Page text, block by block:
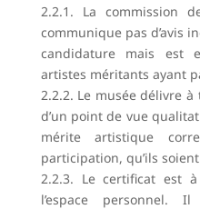
2.2.1. La commission
communique pas d’avis
candidature mais est
artistes méritants ayant
2.2.2. Le musée délivre
d’un point de vue
mérite artistique
participation, qu’ils
2.2.3. Le certificat est
l’espace personnel.